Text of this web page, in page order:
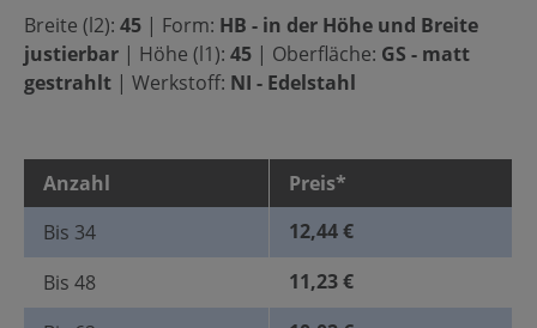
Breite (l2): 45 | Form: HB - in der Höhe und Breite
justierbar | Höhe (l1): 45 | Oberfläche: GS - matt
gestrahlt | Werkstoff: NI - Edelstahl
Anzahl
Preis*
Bis 34
12,44 €
Bis 48
11,23 €